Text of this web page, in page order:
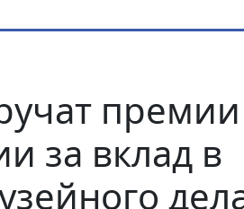
премии
за вклад в